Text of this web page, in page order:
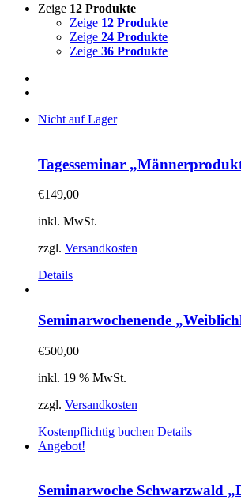
Zeige 12 Produkte
Zeige 12 Produkte
Zeige 24 Produkte
Zeige 36 Produkte
Nicht auf Lager
Tagesseminar
€149,00
inkl. MwSt.
zzgl. Versandkosten
Details
Seminarwochenende
€500,00
inkl. 19 % MwSt.
zzgl. Versandkosten
Kostenpflichtig buchen Details
Angebot!
Seminarwoche Schwarzwald